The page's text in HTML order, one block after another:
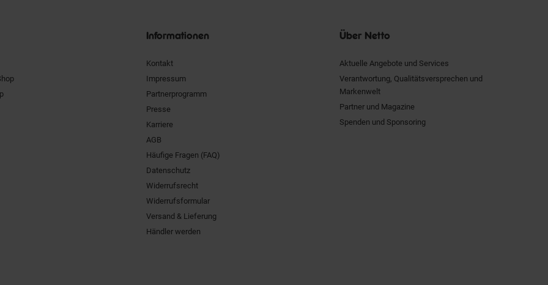
Informationen
Kontakt
Impressum
Partnerprogramm
Presse
Karriere
AGB
Häufige Fragen (FAQ)
Datenschutz
Widerrufsrecht
Widerrufsformular
Versand & Lieferung
Händler werden
Über Netto
Aktuelle Angebote und Services
Verantwortung, Qualitätsversprechen und
Markenwelt
Partner und Magazine
Spenden und Sponsoring